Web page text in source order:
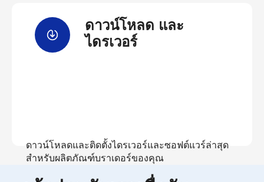
ดูคำถามที่พบบ่อย
ดาวน์โหลด และ
ไดรเวอร์
ดาวน์โหลดและติดตั้งไดรเวอร์และซอฟต์แวร์ล่าสุด
สำหรับผลิตภัณฑ์บราเดอร์ของคุณ